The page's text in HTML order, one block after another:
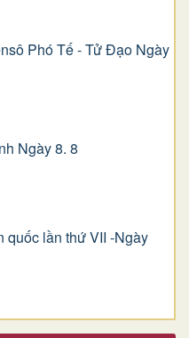
Phó Tế - Tử Đạo Ngày
Ngày 8. 8
quốc lần thứ VII -Ngày